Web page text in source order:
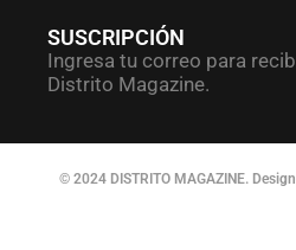
SUSCRIPCIÓN
Ingresa tu correo para
Distrito Magazine.
© 2024 DISTRITO MAGAZINE.